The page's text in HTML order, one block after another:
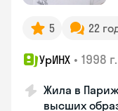
5 22
УрИНХ • 1998 г.
Жила в
высших